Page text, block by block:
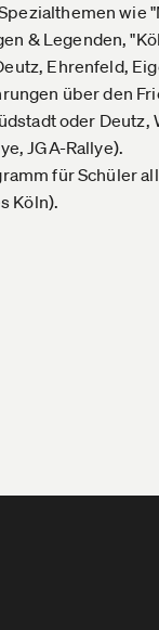
wie
& Legenden,
Ehrenfeld,
über den
oder Deutz,
JGA-Rallye).
für Schüler
Köln).